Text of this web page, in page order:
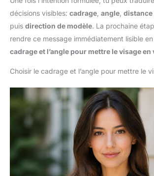
décisions visibles: cadrage angle
puis direction de modèle. La prochaine
rendre ce message immédiatement lisible
cadrage et l’angle pour mettre le visage en
Choisir le cadrage et l’angle pour mettre le